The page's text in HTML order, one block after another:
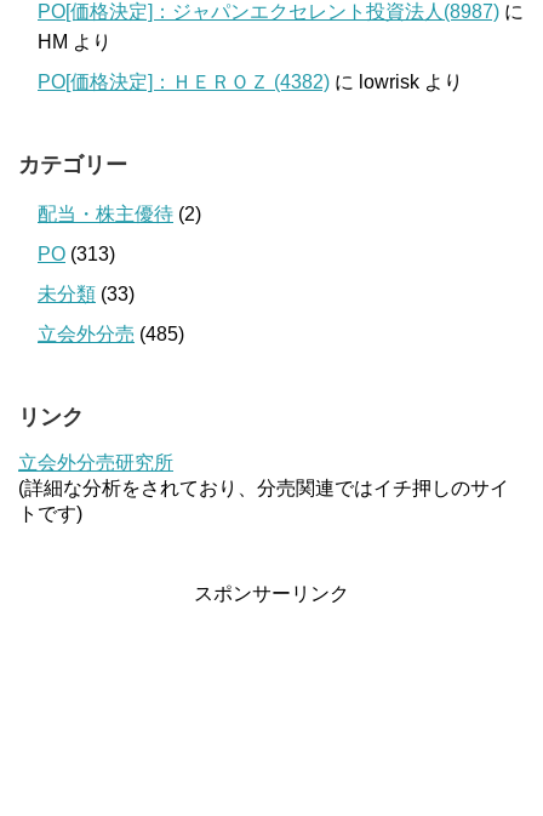
PO[価格決定]：ジャパンエクセレント投資法人(8987) に
HM より
PO[価格決定]：ＨＥＲＯＺ (4382) に lowrisk より
カテゴリー
配当・株主優待 (2)
PO (313)
未分類 (33)
立会外分売 (485)
リンク
立会外分売研究所
(詳細な分析をされており、分売関連ではイチ押しのサイ
トです)
スポンサーリンク